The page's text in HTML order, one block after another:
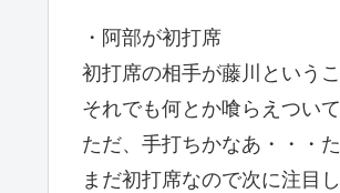
・阿部が初打席
初打席の相手が藤川という
それでも何とか喰らえつい
ただ、手打ちかなあ・・・
まだ初打席なので次に注目し